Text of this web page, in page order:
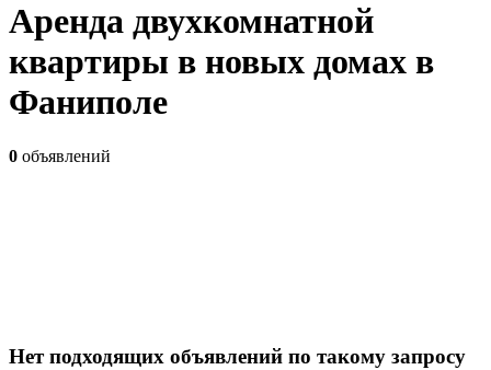
Аренда двухкомнатной
квартиры в новых домах в
Фаниполе
0 объявлений
Нет подходящих объявлений по такому запросу